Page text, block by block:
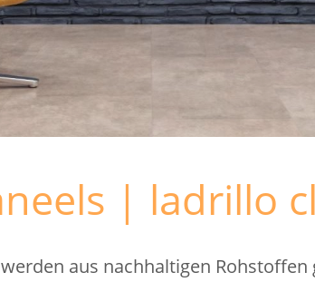
| ladrillo
aus nachhaltigen